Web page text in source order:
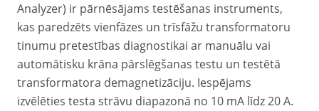
Analyzer) ir pārnēsājams testēšanas instruments,
kas paredzēts vienfāzes un trīsfāžu transformatoru
tinumu pretestības diagnostikai ar manuālu vai
automātisku krāna pārslēgšanas testu un testētā
transformatora demagnetizāciju. Iespējams
izvēlēties testa strāvu diapazonā no 10 mA līdz 20 A.